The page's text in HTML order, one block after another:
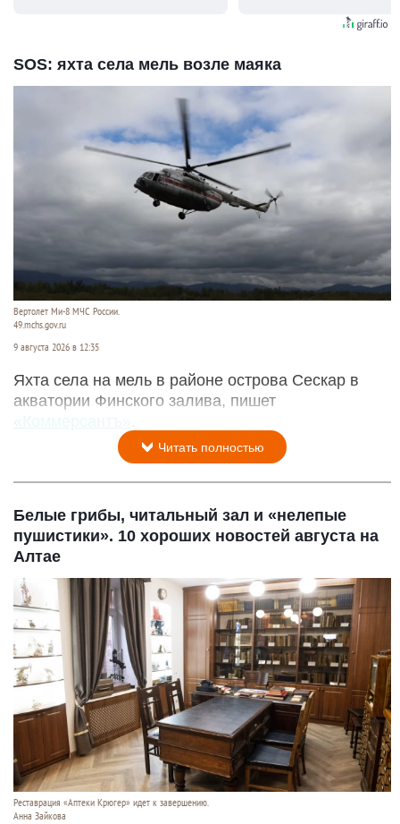
SOS: яхта села мель возле маяка
Вертолет Ми-8 МЧС России.
49.mchs.gov.ru
9 августа 2026 в 12:35
Яхта села на мель в районе острова Сескар в
акватории Финского залива, пишет
«Коммерсантъ»
Читать полностью
Белые грибы, читальный зал и «нелепые
пушистики». 10 хороших новостей августа на
Алтае
Реставрация «Аптеки Крюгер» идет к завершению.
Анна Зайкова